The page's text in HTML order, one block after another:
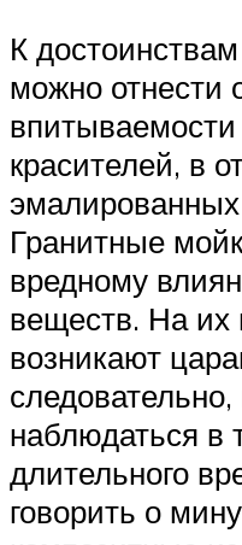
К
можно отнести
красителей, в
Гранитные
вредному
веществ. На их
возникают
наблюдаться в
длительного
говорить о